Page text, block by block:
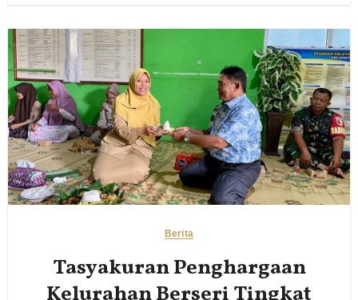
Berita
Tasyakuran Penghargaan